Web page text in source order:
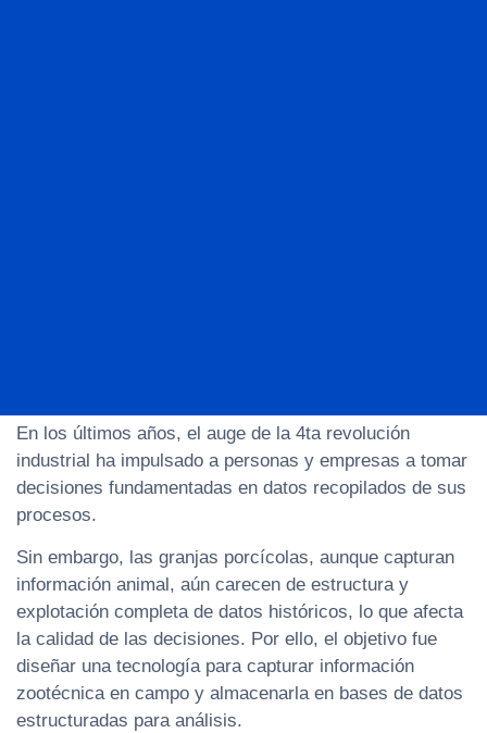
En los últimos años, el auge de la 4ta revolución
industrial ha impulsado a personas y empresas a tomar
decisiones fundamentadas en datos recopilados de sus
procesos.
Sin embargo, las granjas porcícolas, aunque capturan
información animal, aún carecen de estructura y
explotación completa de datos históricos, lo que afecta
la calidad de las decisiones. Por ello, el objetivo fue
diseñar una tecnología para capturar información
zootécnica en campo y almacenarla en bases de datos
estructuradas para análisis.